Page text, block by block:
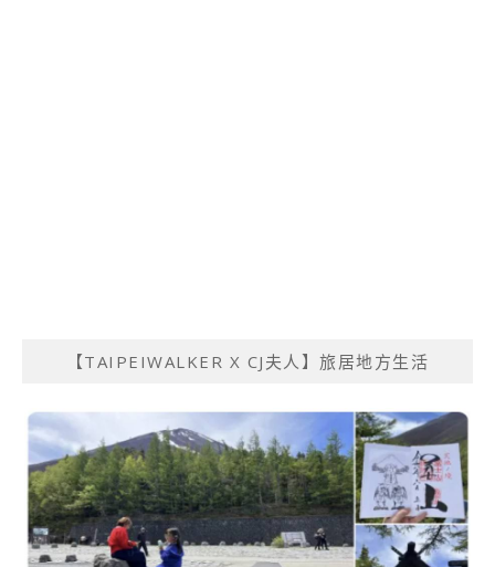
【TAIPEIWALKER X CJ夫人】旅居地方生活